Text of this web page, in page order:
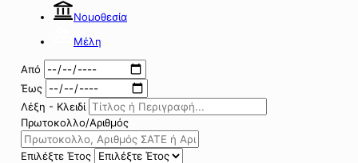
Νομοθεσία
Μέλη
Από
Έως
Λέξη - Κλειδί
Πρωτοκολλο/Αριθμός
Επιλέξτε Έτος